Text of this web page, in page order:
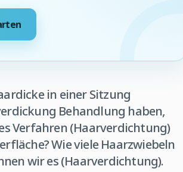
in einer Sitzung
Behandlung haben,
Verfahren (Haarverdichtung)
Wie viele Haarzwiebeln
wir es (Haarverdichtung).